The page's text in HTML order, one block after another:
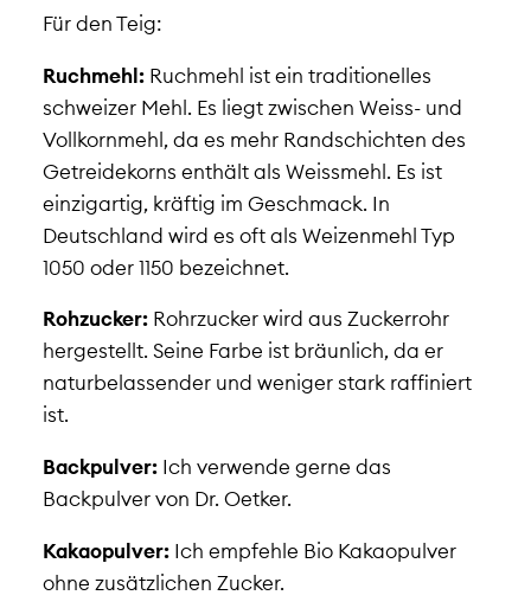
Für den Teig:
Ruchmehl:Ruchmehl ist ein traditionelles
schweizer Mehl. Es liegt zwischen Weiss- und
Vollkornmehl, da es mehr Randschichten des
Getreidekorns enthält als Weissmehl. Es ist
einzigartig, kräftig im Geschmack. In
Deutschland wird es oft als Weizenmehl Typ
1050 oder 1150 bezeichnet.
Rohzucker:Rohrzucker wird aus Zuckerrohr
hergestellt. Seine Farbe ist bräunlich, da er
naturbelassender und weniger stark raffiniert
ist.
Backpulver:Ich verwende gerne das
Backpulver von Dr. Oetker.
Kakaopulver:Ich empfehle Bio Kakaopulver
ohne zusätzlichen Zucker.